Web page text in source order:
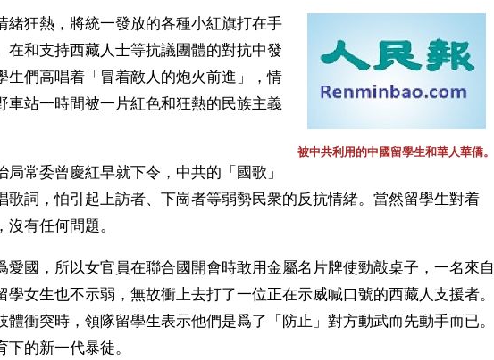
被中共利用的中國留學生和華人華僑。
緒狂熱，將統一發放的各種小紅旗打在手
在和支持西藏人士等抗議團體的對抗中發
生們高唱着「冒着敵人的炮火前進」，情
車站一時間被一片紅色和狂熱的民族主義
局常委曾慶紅早就下令，中共的「國歌」
歌詞，怕引起上訪者、下崗者等弱勢民衆的反抗情緒。當然留學生對着
沒有任何問題。
愛國，所以女官員在聯合國開會時敢用金屬名片牌使勁敲桌子，一名來自
學女生也不示弱，無故衝上去打了一位正在示威喊口號的西藏人支援者。
體衝突時，領隊留學生表示他們是爲了「防止」對方動武而先動手而已。
下的新一代暴徒。